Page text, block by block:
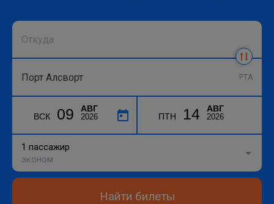
PTA
ВСК 09 АВГ
2026 ПТН 14 АВГ
2026
1 пассажир
эконом
Найти билеты